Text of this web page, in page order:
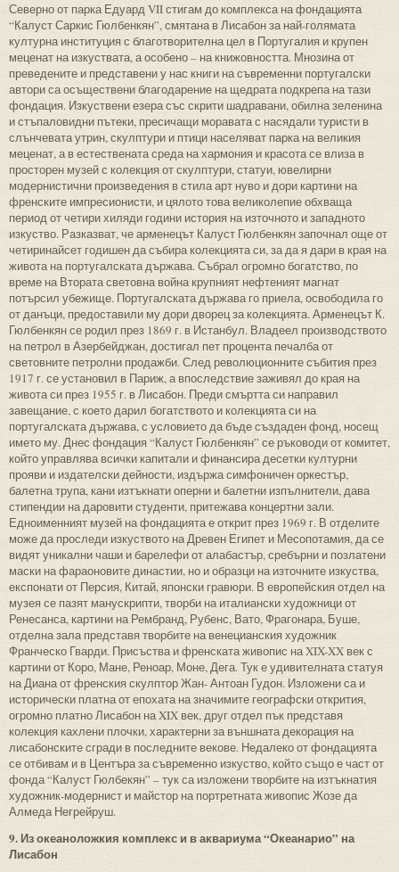
Северно от парка Едуард VII стигам до комплекса на фондацията
“Калуст Саркис Гюлбенкян”, смятана в Лисабон за най-голямата
културна институция с благотворителна цел в Португалия и крупен
меценат на изкуствата, а особено – на книжовността. Мнозина от
преведените и представени у нас книги на съвременни португалски
автори са осъществени благодарение на щедрата подкрепа на тази
фондация. Изкуствени езера със скрити шадравани, обилна зеленина
и стъпаловидни пътеки, пресичащи моравата с насядали туристи в
слънчевата утрин, скулптури и птици населяват парка на великия
меценат, а в естествената среда на хармония и красота се влиза в
просторен музей с колекция от скулптури, статуи, ювелирни
модернистични произведения в стила арт нуво и дори картини на
френските импресионисти, и цялото това великолепие обхваща
период от четири хиляди години история на източното и западното
изкуство. Разказват, че арменецът Калуст Гюлбенкян започнал още от
четиринайсет годишен да събира колекцията си, за да я дари в края на
живота на португалската държава. Събрал огромно богатство, по
време на Втората световна война крупният нефтеният магнат
потърсил убежище. Португалската държава го приела, освободила го
от данъци, предоставили му дори дворец за колекцията. Арменецът К.
Гюлбенкян се родил през 1869 г. в Истанбул. Владеел производството
на петрол в Азербейджан, достигал пет процента печалба от
световните петролни продажби. След революционните събития през
1917 г. се установил в Париж, а впоследствие заживял до края на
живота си през 1955 г. в Лисабон. Преди смъртта си направил
завещание, с което дарил богатството и колекцията си на
португалската държава, с условието да бъде създаден фонд, носещ
името му. Днес фондация “Калуст Гюлбенкян” се ръководи от комитет,
който управлява всички капитали и финансира десетки културни
прояви и издателски дейности, издържа симфоничен оркестър,
балетна трупа, кани изтъкнати оперни и балетни изпълнители, дава
стипендии на даровити студенти, притежава концертни зали.
Едноименният музей на фондацията е открит през 1969 г. В отделите
може да проследи изкуството на Древен Египет и Месопотамия, да се
видят уникални чаши и барелефи от алабастър, сребърни и позлатени
маски на фараоновите династии, но и образци на източните изкуства,
експонати от Персия, Китай, японски гравюри. В европейския отдел на
музея се пазят манускрипти, творби на италиански художници от
Ренесанса, картини на Рембранд, Рубенс, Вато, Фрагонара, Буше,
отделна зала представя творбите на венецианския художник
Франческо Гварди. Присъства и френската живопис на XIX-XX век с
картини от Коро, Мане, Реноар, Моне, Дега. Тук е удивителната статуя
на Диана от френския скулптор Жан- Антоан Гудон. Изложени са и
исторически платна от епохата на значимите географски открития,
огромно платно Лисабон на XIX век, друг отдел пък представя
колекция кахлени плочки, характерни за външната декорация на
лисабонските сгради в последните векове. Недалеко от фондацията
се отбивам и в Центъра за съвременно изкуство, който също е част от
фонда “Калуст Гюлбекян” – тук са изложени творбите на изтъкнатия
художник-модернист и майстор на портретната живопис Жозе да
Алмеда Негрейруш.
9. Из океаноложкия комплекс и в аквариума “Океанарио” на
Лисабон